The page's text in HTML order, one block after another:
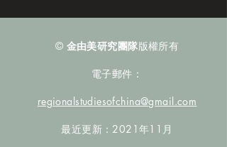
© 金由美研究團隊版權所有
電子郵件：
regionalstudiesofchina@gmail.com
最近更新：2021年11月